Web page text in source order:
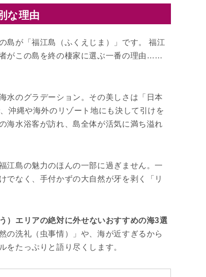
な理由
島が「福江島（ふくえじま）」です。 福江
がこの島を終の棲家に選ぶ一番の理由……
水のグラデーション。その美しさは「日本
沖縄や海外のリゾート地にも決して引けを
海水浴客が訪れ、島全体が活気に満ち溢れ
江島の魅力のほんの一部に過ぎません。一
でなく、手付かずの大自然が牙を剥く「リ
）エリアの絶対に外せないおすすめの海3選
の洗礼（虫事情）」や、海が近すぎるから
をたっぷりと語り尽くします。